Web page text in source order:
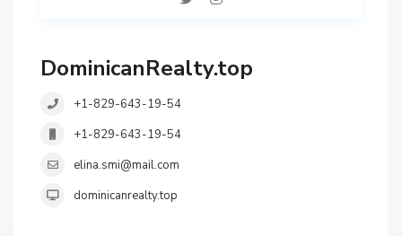
DominicanRealty.top
+1-829-643-19-54
+1-829-643-19-54
elina.smi@mail.com
dominicanrealty.top